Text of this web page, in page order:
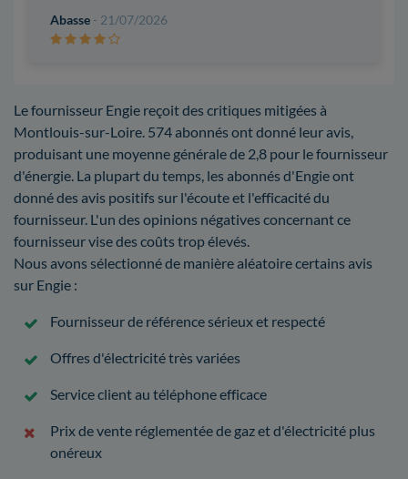
Abasse - 21/07/2026
Le fournisseur Engie reçoit des critiques mitigées à
Montlouis-sur-Loire. 574 abonnés ont donné leur avis,
produisant une moyenne générale de 2,8 pour le fournisseur
d'énergie. La plupart du temps, les abonnés d'Engie ont
donné des avis positifs sur l'écoute et l'efficacité du
fournisseur. L'un des opinions négatives concernant ce
fournisseur vise des coûts trop élevés.
Nous avons sélectionné de manière aléatoire certains avis
sur Engie :
Fournisseur de référence sérieux et respecté
Offres d'électricité très variées
Service client au téléphone efficace
Prix de vente réglementée de gaz et d'électricité plus
onéreux